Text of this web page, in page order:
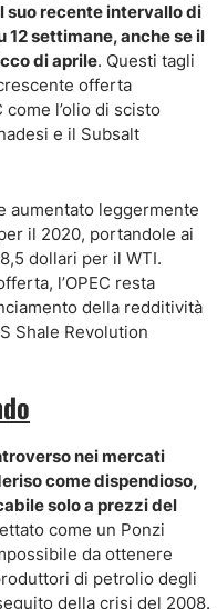
suo recente intervallo di
12 settimane, anche se il
di aprile. Questi tagli
offerta
l’olio di scisto
e il Subsalt
aumentato leggermente
il 2020, portandole ai
dollari per il WTI.
l’OPEC resta
della redditività
Shale Revolution
nei mercati
come dispendioso,
solo a prezzi del
come un Ponzi
da ottenere
di petrolio degli
della crisi del 2008.